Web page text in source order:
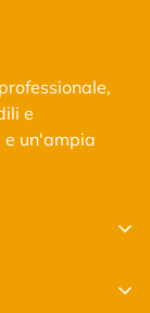
e
e un'ampia